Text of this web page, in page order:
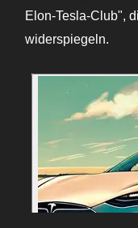
Elon-Tesla-Club",
widerspiegeln.